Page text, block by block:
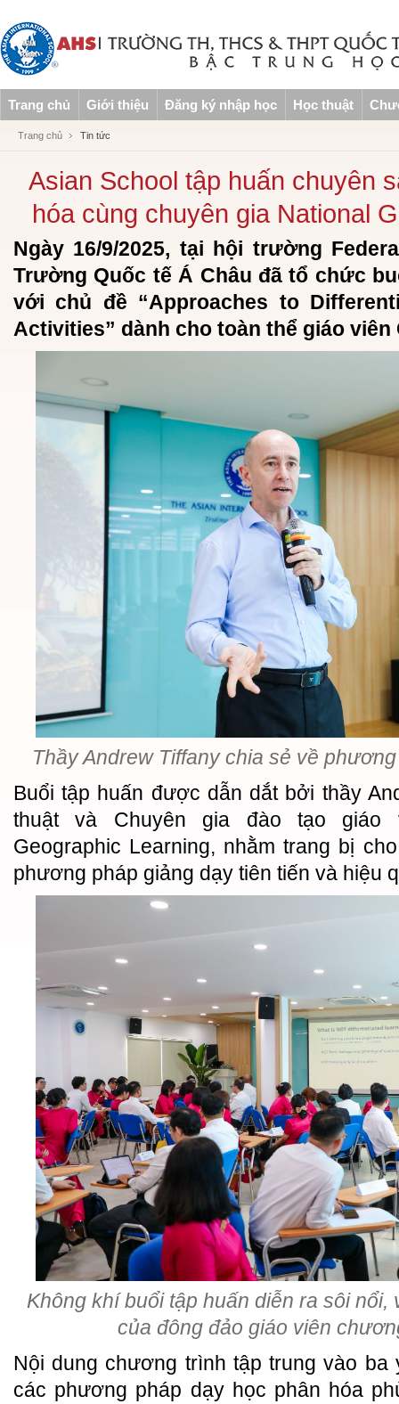
Trang chủ Giới thiệu Đăng ký nhập học Học thuật
Trang chủ Tin tức
Asian School tập huấn chuyên
hóa cùng chuyên gia National
Ngày 16/9/2025, tại hội trường
Trường Quốc tế Á Châu đã tổ chức
với chủ đề “Approaches to
Activities” dành cho toàn thể giáo
Thầy Andrew Tiffany chia sẻ về
Buổi tập huấn được dẫn dắt bởi thầy
thuật và Chuyên gia đào tạo giáo
Geographic Learning, nhằm trang bị
phương pháp giảng dạy tiên tiến và hiệu
Không khí buổi tập huấn diễn ra sôi nổi,
của đông đảo giáo viên
Nội dung chương trình tập trung vào ba
các phương pháp dạy học phân hóa